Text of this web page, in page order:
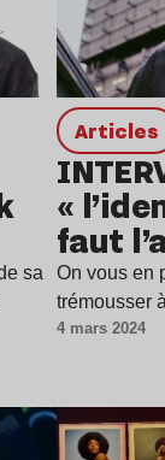
sa
Articles
«
faut
On vous en
trémousser
4 mars 2024